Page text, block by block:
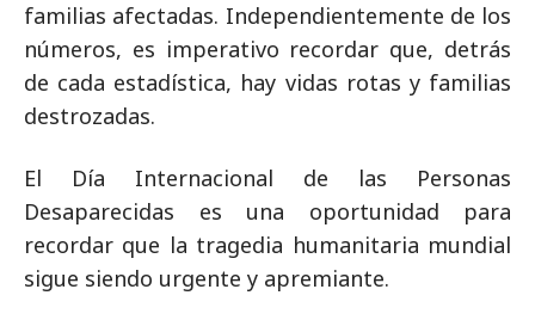
familias afectadas. Independientemente de los
números, es imperativo recordar que, detrás
de cada estadística, hay vidas rotas y familias
destrozadas.
El Día Internacional de las Personas
Desaparecidas es una oportunidad para
recordar que la tragedia humanitaria mundial
sigue siendo urgente y apremiante.